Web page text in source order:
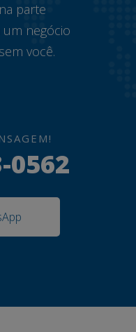
parte
negócio
você.
0562